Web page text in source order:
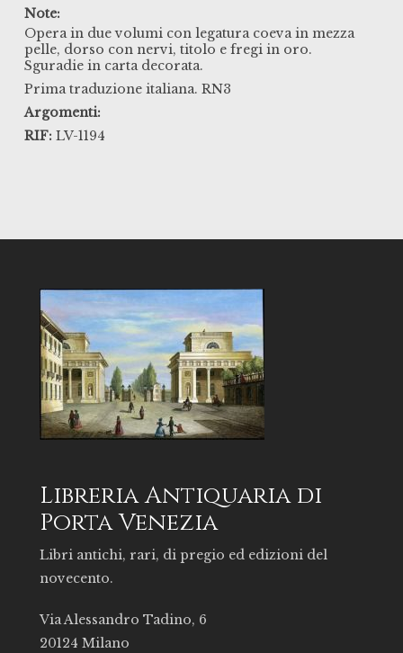
Note:
Opera in due volumi con legatura coeva in mezza
pelle, dorso con nervi, titolo e fregi in oro.
Sguradie in carta decorata.
Prima traduzione italiana. RN3
Argomenti:
RIF: LV-1194
Libreria Antiquaria di
Porta Venezia
Libri antichi, rari, di pregio ed edizioni del
novecento.
Via Alessandro Tadino, 6
20124 Milano